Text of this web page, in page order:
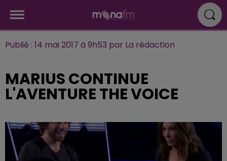
Publié : 14 mai 2017 à 9h53 par La rédaction
MARIUS CONTINUE
L'AVENTURE THE VOICE